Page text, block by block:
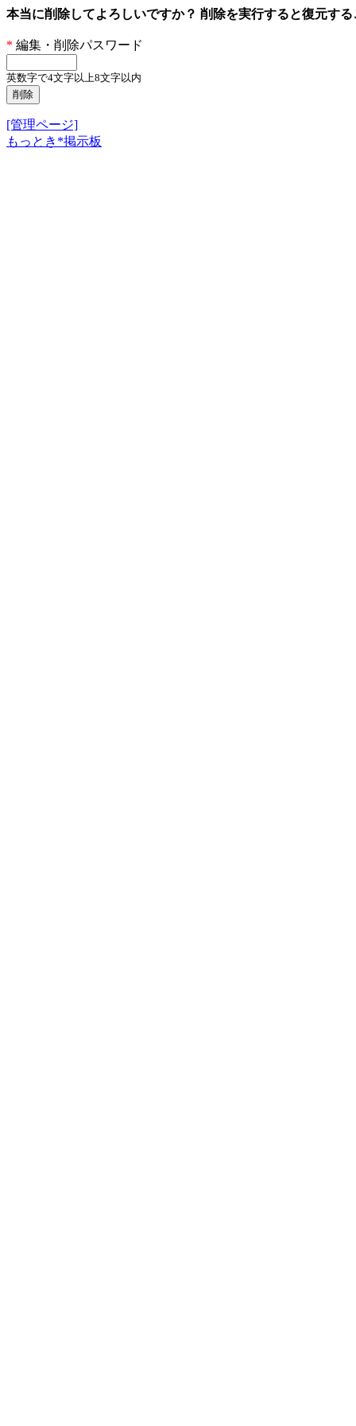
本当に削除してよろしいですか？ 削除を実行すると復元す
* 編集・削除パスワード
英数字で4文字以上8文字以内
[管理ページ]
もっとき*掲示板